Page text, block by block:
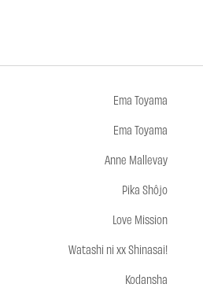
Ema Toyama
Ema Toyama
Anne Mallevay
Pika Shôjo
Love Mission
Watashi ni xx Shinasai!
Kodansha